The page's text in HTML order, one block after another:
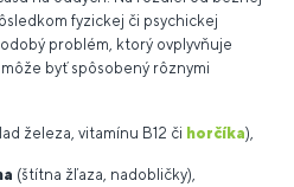
fyzickej či psychickej
problém, ktorý ovplyvňuje
byť spôsobený rôznymi
železa, vitamínu B12 či horčíka),
(štítna žľaza, nadobličky),